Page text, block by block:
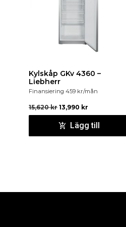
Kylskåp GKv 4360 –
Liebherr
Finansiering 459 kr/mån
15,620kr 13,990 kr
Lägg till